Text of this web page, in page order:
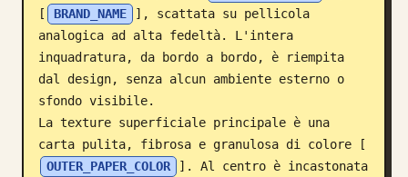
Aggiornamenti
[
BRAND_NAME
], scattata su pellicola
analogica ad alta fedeltà. L'intera
inquadratura, da bordo a bordo, è riempita
dal design, senza alcun ambiente esterno o
sfondo visibile.
La texture superficiale principale è una
carta pulita, fibrosa e granulosa di colore [
OUTER_PAPER_COLOR
]. Al centro è incastonata